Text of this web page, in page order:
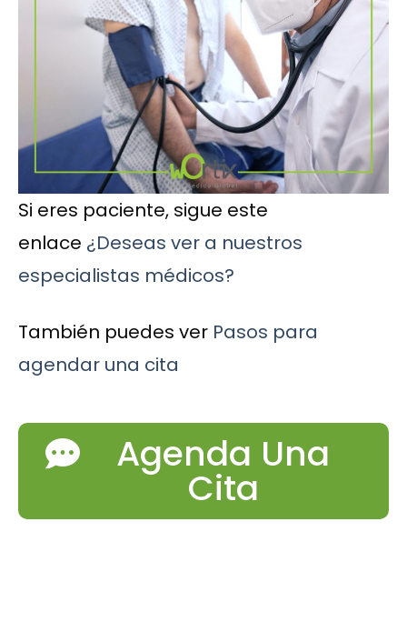
Si eres paciente, sigue este
enlace ¿Deseas ver a nuestros
especialistas médicos?
También puedes ver Pasos para
agendar una cita
Agenda Una
Cita